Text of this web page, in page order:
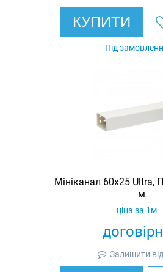
КУПИТИ
Під
Мініканал 60х25 Ultra,
м
ціна за 1м
Залишити